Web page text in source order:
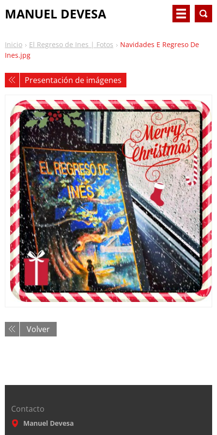
MANUEL DEVESA
Inicio El Regreso de Ines | Fotos
Navidades E Regreso De
Ines.jpg
Presentación de imágenes
Volver
Contacto
Manuel Devesa